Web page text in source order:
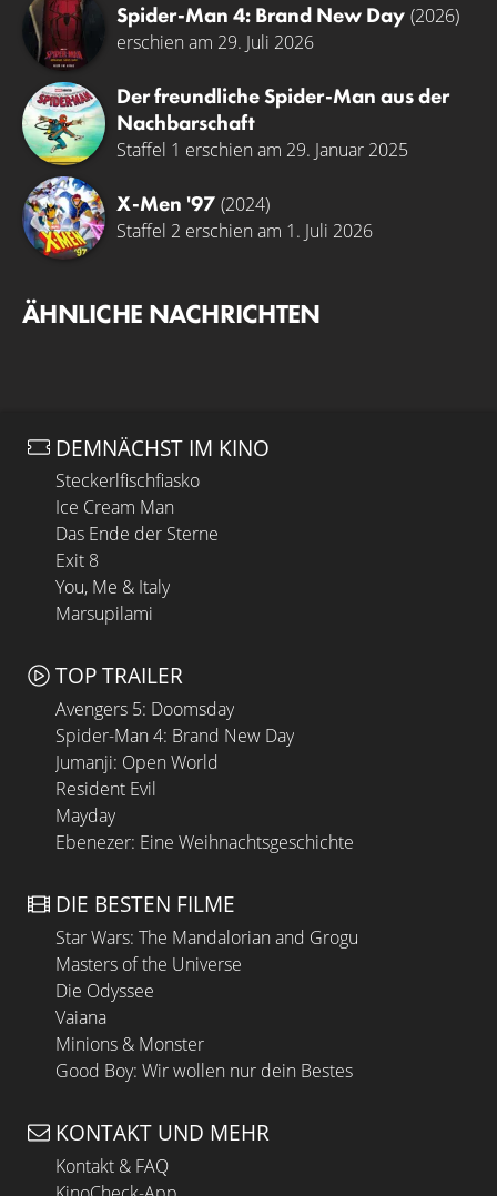
Spider-Man 4: Brand New Day (2026)
erschien am 29. Juli 2026
Der freundliche Spider-Man aus der
Nachbarschaft
Staffel 1 erschien am 29. Januar 2025
X-Men '97 (2024)
Staffel 2 erschien am 1. Juli 2026
ÄHNLICHE NACHRICHTEN
DEMNÄCHST IM KINO
Steckerlfischfiasko
Ice Cream Man
Das Ende der Sterne
Exit 8
You, Me & Italy
Marsupilami
TOP TRAILER
Avengers 5: Doomsday
Spider-Man 4: Brand New Day
Jumanji: Open World
Resident Evil
Mayday
Ebenezer: Eine Weihnachtsgeschichte
DIE BESTEN FILME
Star Wars: The Mandalorian and Grogu
Masters of the Universe
Die Odyssee
Vaiana
Minions & Monster
Good Boy: Wir wollen nur dein Bestes
KONTAKT UND MEHR
Kontakt & FAQ